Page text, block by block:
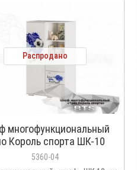
Распродано
многофункциональный
Король спорта ШК-10
5360-04